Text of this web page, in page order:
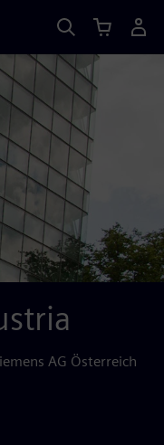
AG Österreich